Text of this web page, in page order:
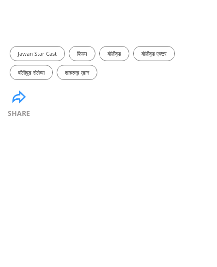
Jawan Star Cast फिल्म बॉलीवुड बॉलीवुड एक्टर
बॉलीवुड सेलेब्स शाहरुख़ ख़ान
SHARE